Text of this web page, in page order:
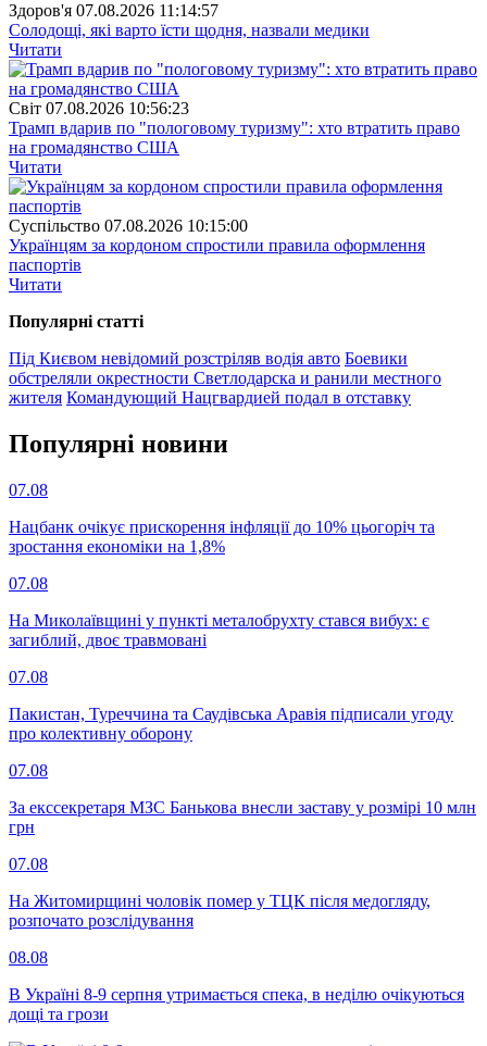
Здоров'я 07.08.2026 11:14:57
Солодощі, які варто їсти щодня, назвали медики
Читати
Свiт 07.08.2026 10:56:23
Трамп вдарив по "пологовому туризму": хто втратить право
на громадянство США
Читати
Суспiльство 07.08.2026 10:15:00
Українцям за кордоном спростили правила оформлення
паспортів
Читати
Популярнi статтi
Під Києвом невідомий розстріляв водія авто Боевики
обстреляли окрестности Светлодарска и ранили местного
жителя Командующий Нацгвардией подал в отставку
Популярнi новини
07.08
Нацбанк очікує прискорення інфляції до 10% цьогоріч та
зростання економіки на 1,8%
07.08
На Миколаївщині у пункті металобрухту стався вибух: є
загиблий, двоє травмовані
07.08
Пакистан, Туреччина та Саудівська Аравія підписали угоду
про колективну оборону
07.08
За екссекретаря МЗС Банькова внесли заставу у розмірі 10 млн
грн
07.08
На Житомирщині чоловік помер у ТЦК після медогляду,
розпочато розслідування
08.08
В Україні 8-9 серпня утримається спека, в неділю очікуються
дощі та грози